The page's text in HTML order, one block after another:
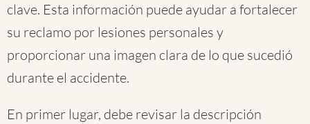
clave. Esta información puede ayudar a fortalecer
su reclamo por lesiones personales y
proporcionar una imagen clara de lo que sucedió
durante el accidente.
En primer lugar, debe revisar la descripción